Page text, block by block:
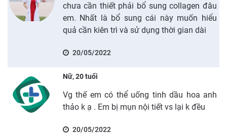
chưa cần thiết phải bổ sung collagen đâu
em. Nhất là bổ sung cái này muốn hiểu
quả cần kiên trì và sử dụng thời gian dài
20/05/2022
Nữ, 20 tuổi
Vg thế em có thể uống tinh dầu hoa anh
thảo k ạ . Em bị mụn nội tiết vs lại k đều
20/05/2022